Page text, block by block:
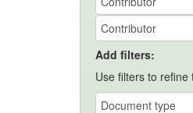
Add filters:
Use filters to